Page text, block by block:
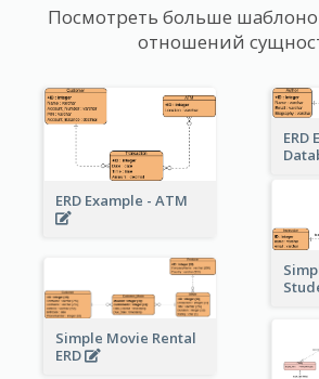
Посмотреть больше
отношений
ERD Example - ATM
ERD
Simple Movie Rental
ERD